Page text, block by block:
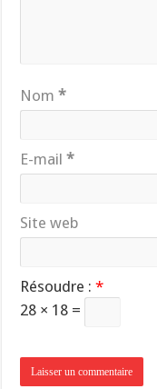
Nom*
E-mail*
Site web
Résoudre :*
28 × 18 =